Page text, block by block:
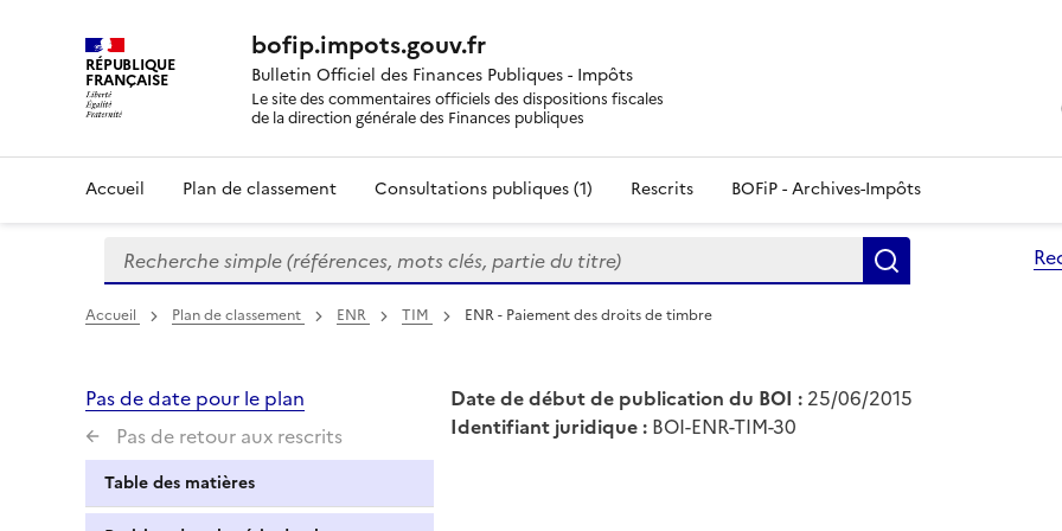
RÉPUBLIQUE
FRANÇAISE
bofip.impots.gouv.fr
Bulletin Officiel des Finances Publiques - Impôts
Le site des commentaires officiels des dispositions fiscales
de la direction générale des Finances publiques
Accueil Plan de classement Consultations publiques (1) Rescrits BOFiP - Archives-Impôts
Formulaire
de
recherche
Recherche simple (références, mots clés, partie du titre)
Accueil Plan de classement ENR TIM ENR - Paiement des droits de timbre
Pas de date pour le plan
Pas de retour aux rescrits
Table des matières
Date de début de publication du BOI : 25/06/2015
Identifiant juridique : BOI-ENR-TIM-30